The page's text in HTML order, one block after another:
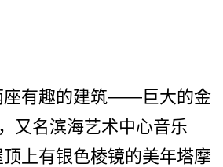
座有趣的建筑——巨大的金
又名滨海艺术中心音乐
上有银色棱镜­的美年塔摩